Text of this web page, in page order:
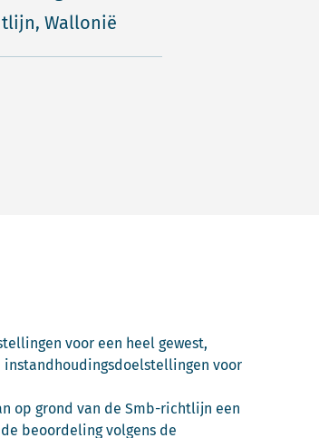
Wallonië
voor een heel gewest,
voor
op grond van de Smb-richtlijn een
beoordeling volgens de